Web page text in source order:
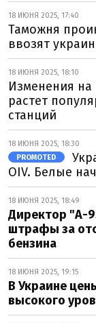
18 ИЮНЯ 2025, 17:40
Таможня
ввозят
18 ИЮНЯ 2025, 18:10
Изменения
растет
станций
18 ИЮНЯ 2025, 18:30
PROMOTED
OIV. Белые
18 ИЮНЯ 2025, 18:49
Директор "А-
штрафы за
бензина
18 ИЮНЯ 2025, 19:15
В Украине
высокого